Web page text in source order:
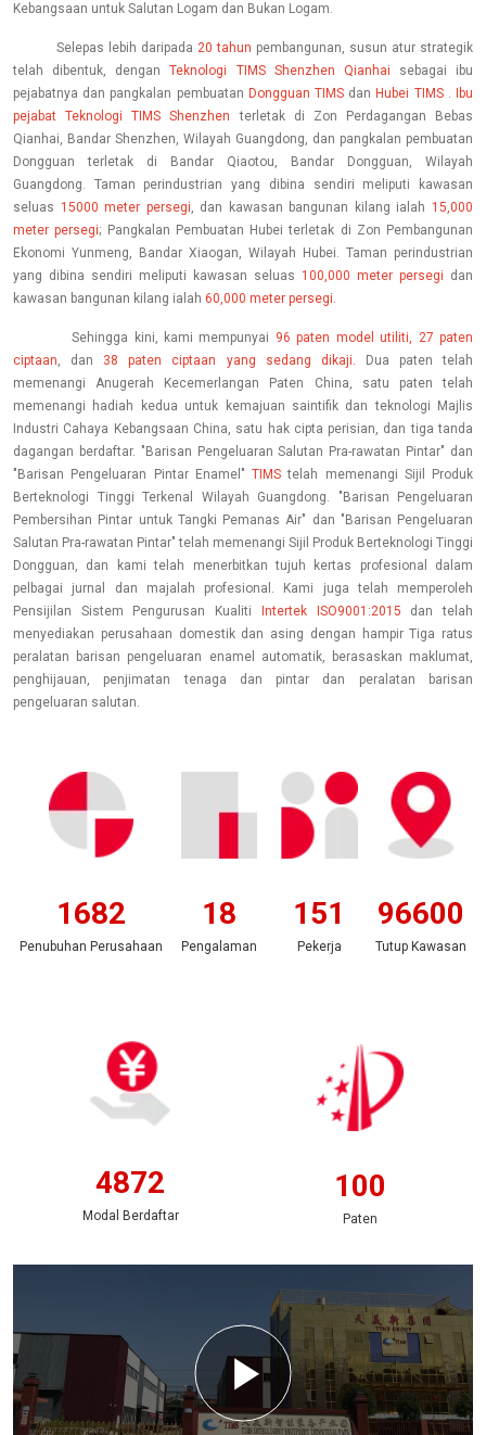
Kebangsaan untuk Salutan Logam dan Bukan Logam.
Selepas lebih daripada 20 tahun pembangunan, susun atur strategik
telah dibentuk, denganTeknologi TIMS Shenzhen Qianhai sebagai ibu
pejabatnya dan pangkalan pembuatan Dongguan TIMS dan Hubei TIMS.
Ibu
pejabat Teknologi TIMS Shenzhen terletak di Zon Perdagangan Bebas
Qianhai, Bandar Shenzhen, Wilayah Guangdong, dan pangkalan pembuatan
Dongguan terletak di Bandar Qiaotou, Bandar Dongguan, Wilayah
Guangdong. Taman perindustrian yang dibina sendiri meliputi kawasan
seluas 15000 meter persegi, dan kawasan bangunan kilang ialah 15,000
meter persegi; Pangkalan Pembuatan Hubei terletak di Zon Pembangunan
Ekonomi Yunmeng, Bandar Xiaogan, Wilayah Hubei. Taman perindustrian
yang dibina sendiri meliputi kawasan seluas 100,000 meter persegi dan
kawasan bangunan kilang ialah 60,000 meter persegi.
Sehingga kini, kami mempunyai 96 paten model utiliti, 27 paten
ciptaan, dan 38 paten ciptaan yang sedang dikaji. Dua paten telah
memenangi Anugerah Kecemerlangan Paten China, satu paten telah
memenangi hadiah kedua untuk kemajuan saintifik dan teknologi Majlis
Industri Cahaya Kebangsaan China, satu hak cipta perisian, dan tiga tanda
dagangan berdaftar. "Barisan Pengeluaran Salutan Pra-rawatan Pintar" dan
"Barisan Pengeluaran Pintar Enamel" TIMS telah memenangi Sijil Produk
Berteknologi Tinggi Terkenal Wilayah Guangdong. "Barisan Pengeluaran
Pembersihan Pintar untuk Tangki Pemanas Air" dan "Barisan Pengeluaran
Salutan Pra-rawatan Pintar" telah memenangi Sijil Produk Berteknologi Tinggi
Dongguan, dan kami telah menerbitkan tujuh kertas profesional dalam
pelbagai jurnal dan majalah profesional. Kami juga telah memperoleh
Pensijilan Sistem Pengurusan Kualiti
Intertek ISO9001:2015 dan telah
menyediakan perusahaan domestik dan asing dengan hampir Tiga ratus
peralatan barisan pengeluaran enamel automatik, berasaskan maklumat,
penghijauan, penjimatan tenaga dan pintar dan peralatan barisan
pengeluaran salutan.
2003
Penubuhan Perusahaan
22
Pengalaman
180
Pekerja
115000
Tutup Kawasan
5800
Modal Berdaftar
120
Paten